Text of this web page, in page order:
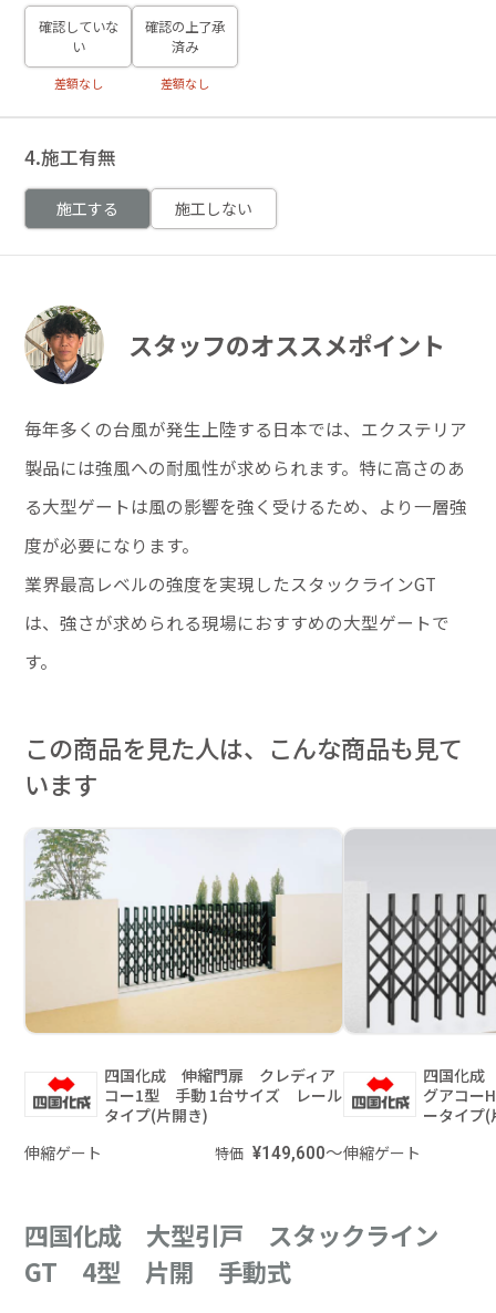
確認していな
い
差額なし
確認の上了承
済み
差額なし
4.施工有無
施工する 施工しない
スタッフのオススメポイント
毎年多くの台風が発生上陸する日本では、エクステリア
製品には強風への耐風性が求められます。特に高さのあ
る大型ゲートは風の影響を強く受けるため、より一層強
度が必要になります。
業界最高レベルの強度を実現したスタックラインGT
は、強さが求められる現場におすすめの大型ゲートで
す。
この商品を見た人は、こんな商品も見て
います
四国化成 伸縮門扉 クレディア
コー1型 手動 1台サイズ レール
タイプ(片開き)
伸縮ゲート
特価 ¥149,600～
四国化
グアコ
ータイプ(
伸縮ゲート
四国化成 大型引戸 スタックライン
GT 4型 片開 手動式